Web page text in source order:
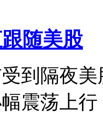
随美股
到隔夜
震荡上